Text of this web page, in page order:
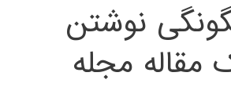
نوشتن
مقاله مجله